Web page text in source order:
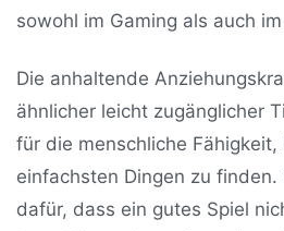
sowohl im Gaming als auch
Die anhaltende
ähnlicher leicht zugänglicher
für die menschliche Fähigkeit,
einfachsten Dingen zu finden.
dafür, dass ein gutes Spiel